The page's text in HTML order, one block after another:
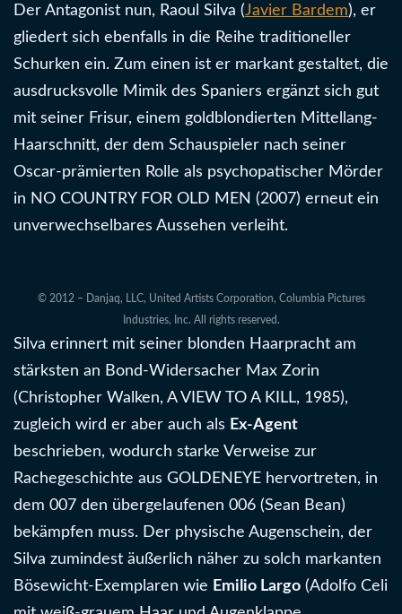
Der Antagonist nun, Raoul Silva (Javier Bardem), er
gliedert sich ebenfalls in die Reihe traditioneller
Schurken ein. Zum einen ist er markant gestaltet, die
ausdrucksvolle Mimik des Spaniers ergänzt sich gut
mit seiner Frisur, einem goldblondierten Mittellang-
Haarschnitt, der dem Schauspieler nach seiner
Oscar-prämierten Rolle als psychopatischer Mörder
in NO COUNTRY FOR OLD MEN (2007) erneut ein
unverwechselbares Aussehen verleiht.
© 2012 – Danjaq, LLC, United Artists Corporation, Columbia Pictures
Industries, Inc. All rights reserved.
Silva erinnert mit seiner blonden Haarpracht am
stärksten an Bond-Widersacher Max Zorin
(Christopher Walken, A VIEW TO A KILL, 1985),
zugleich wird er aber auch als Ex-Agent
beschrieben, wodurch starke Verweise zur
Rachegeschichte aus GOLDENEYE hervortreten, in
dem 007 den übergelaufenen 006 (Sean Bean)
bekämpfen muss. Der physische Augenschein, der
Silva zumindest äußerlich näher zu solch markanten
Bösewicht-Exemplaren wie Emilio Largo (Adolfo Celi